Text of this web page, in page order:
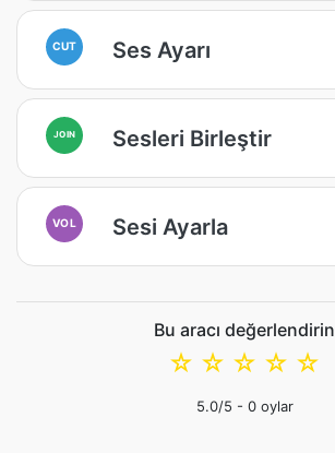
CUT Ses Ayarı
JOIN Sesleri Birleştir
VOL Sesi Ayarla
Bu aracı değerlendirin
☆
☆
☆
☆
☆
5.0/5 - 0oylar